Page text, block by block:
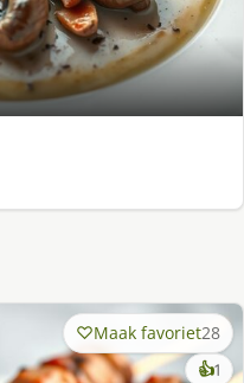
Maak favoriet28
👍1